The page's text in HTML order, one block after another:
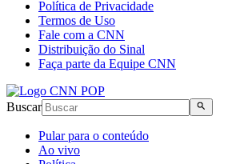
Política de Privacidade
Termos de Uso
Fale com a CNN
Distribuição do Sinal
Faça parte da Equipe CNN
Buscar
Pular para o conteúdo
Ao vivo